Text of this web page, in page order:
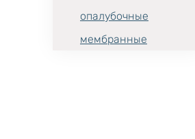
опалубочные
мембранные